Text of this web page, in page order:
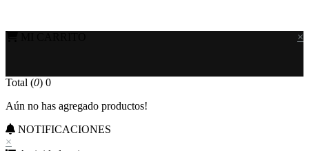
×
Total (0) 0
Aún no has agregado productos!
NOTIFICACIONES
×